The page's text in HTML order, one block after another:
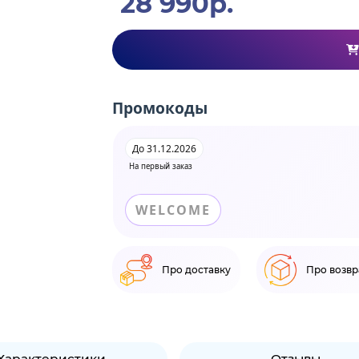
Промокоды
На первый заказ
До 31.12.2026
WELCOME
Про доставку Про